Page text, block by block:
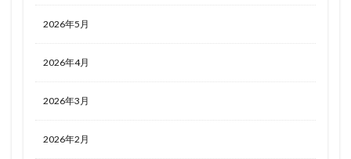
2026年5月
2026年4月
2026年3月
2026年2月